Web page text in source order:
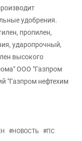
удобрения.
пропилен,
ударопрочный,
высокого
ООО "Газпром
"Газпром нефтехим
#НОВОСТЬ #ПС